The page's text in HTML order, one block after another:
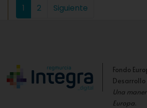
1
2 Siguiente
Fondo
Una
Europa.